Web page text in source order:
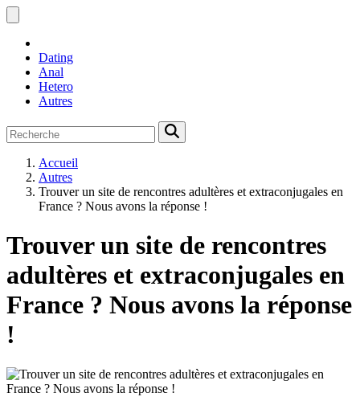
Dating
Anal
Hetero
Autres
Accueil
Autres
Trouver un site de rencontres adultères et extraconjugales en
France ? Nous avons la réponse !
Trouver un site de rencontres
adultères et extraconjugales en
France ? Nous avons la réponse
!